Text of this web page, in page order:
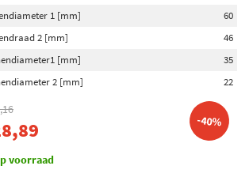
1 [mm]
60
2 [mm]
46
[mm]
35
2 [mm]
22
-40%
voorraad